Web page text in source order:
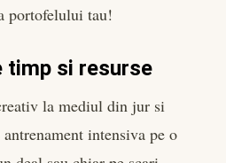
portofelului tau!
timp si resurse
la mediul din jur si
intensiva pe o